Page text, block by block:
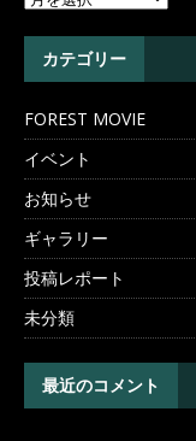
カテゴリー
FOREST MOVIE
イベント
お知らせ
ギャラリー
投稿レポート
未分類
最近のコメント